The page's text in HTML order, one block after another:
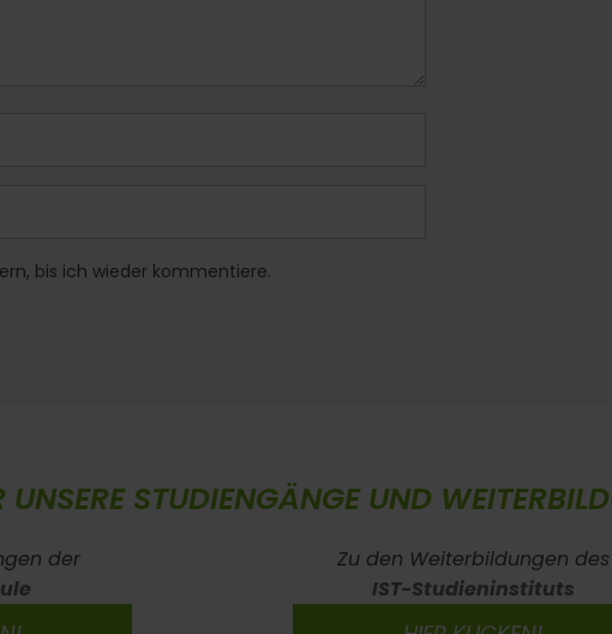
bis ich wieder kommentiere.
UNSERE STUDIENGÄNGE UND
der
Zu den Weiterbildungen des
IST-Studieninstituts